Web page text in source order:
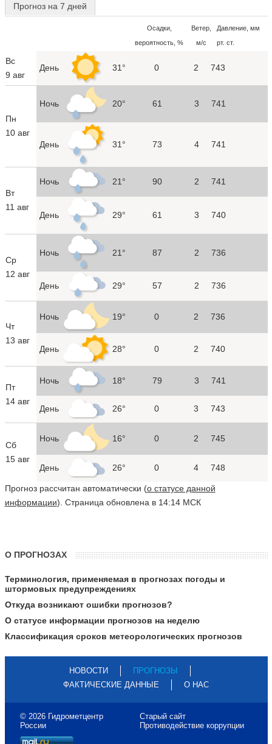
Прогноз на 7 дней
Осадки,
вероятность, %
Ветер,
м/с
Давление, мм
рт. ст.
Вс
9 авг
День 31° 0 2 743
Пн
10 авг
Ночь 20° 61 3 741
День 31° 73 4 741
Вт
11 авг
Ночь 21° 90 2 741
День 29° 61 3 740
Ср
12 авг
Ночь 21° 87 2 736
День 29° 57 2 736
Чт
13 авг
Ночь 19° 0 2 736
День 28° 0 2 740
Пт
14 авг
Ночь 18° 79 3 741
День 26° 0 3 743
Сб
15 авг
Ночь 16° 0 2 745
День 26° 0 4 748
Прогноз рассчитан автоматически (о статусе данной
информации). Страница обновлена в 14:14 МСК
О ПРОГНОЗАХ
Терминология, применяемая в прогнозах погоды и
штормовых предупреждениях
Откуда возникают ошибки прогнозов?
О статусе информации прогнозов на неделю
Классификация сроков метеорологических прогнозов
НОВОСТИ
ПРОГНОЗЫ
ФАКТИЧЕСКИЕ ДАННЫЕ
О НАС
© 2026 Гидрометцентр
России
Старый сайт
Противодействие коррупции